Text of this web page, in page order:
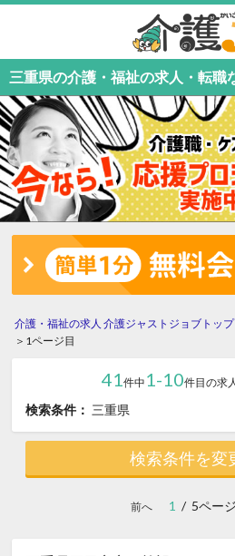
介護・福祉の求人 介護ジャストジョブトップ
1ページ目
41件中 1-10件目の求
検索条件： 三重県
検索条件を変
前へ 1 / 5ページ